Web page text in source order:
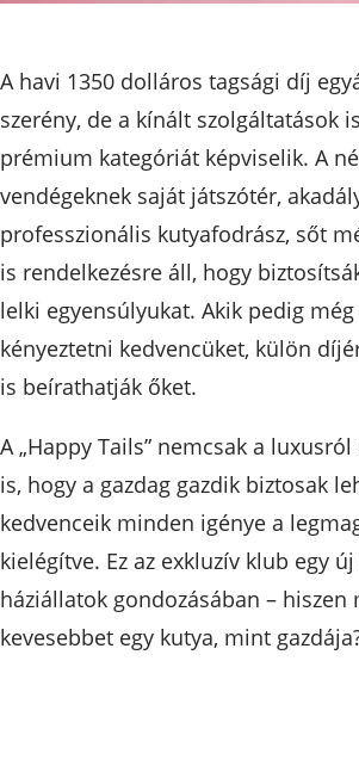
A havi 1350 dolláros tagsági díj
szerény, de a kínált szolgáltatások
prémium kategóriát képviselik. A
vendégeknek saját játszótér,
professzionális kutyafodrász, sőt
is rendelkezésre áll, hogy
lelki egyensúlyukat. Akik pedig
kényeztetni kedvencüket, külön
is beírathatják őket.
A „Happy Tails” nemcsak a
is, hogy a gazdag gazdik biztosak
kedvenceik minden igénye a
kielégítve. Ez az exkluzív klub egy
háziállatok gondozásában –
kevesebbet egy kutya, mint